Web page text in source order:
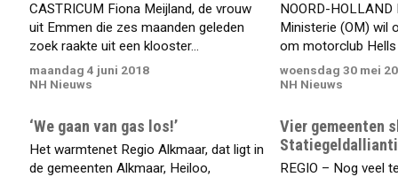
CASTRICUM Fiona Meijland, de vrouw
uit Emmen die zes maanden geleden
zoek raakte uit een klooster...
maandag 4 juni 2018
NH Nieuws
NOORD-HOLLAND
Ministerie (OM) wil
om motorclub Hells
woensdag 30 mei
NH Nieuws
‘We gaan van gas los!’
Het warmtenet Regio Alkmaar, dat ligt in
de gemeenten Alkmaar, Heiloo,
Vier gemeenten
REGIO – Nog veel